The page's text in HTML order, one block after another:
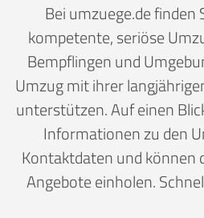
Bei umzuege.de finden
kompetente, seriöse
Bempflingen und
Umzug mit ihrer
unterstützen. Auf einen
Informationen zu den
Kontaktdaten und können
Angebote einholen.